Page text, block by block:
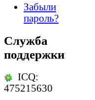
Забыли
пароль?
Служба
поддержки
ICQ:
475215630